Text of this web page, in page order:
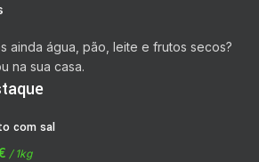
ainda água, pão, leite e frutos secos?
na sua casa.
com sal
/ 1kg